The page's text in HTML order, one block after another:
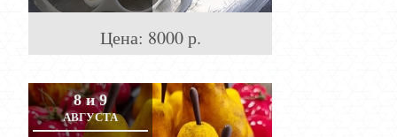
Цена: 8000 р.
8 и 9
АВГУСТА